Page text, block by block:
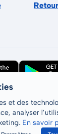
© LCP
et des
analyser
En savoir